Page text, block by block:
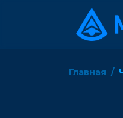
Главная